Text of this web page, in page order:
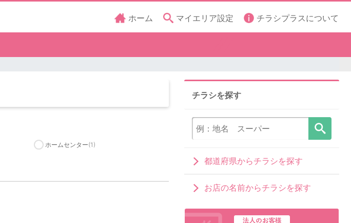
ホーム マイエリア設定 チラシプラスについて
ホームセンター(1)
チラシを探す
都道府県からチラシを探す
お店の名前からチラシを探す